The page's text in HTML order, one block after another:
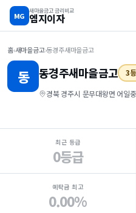
MG
새마을금고 금리비교
엠지이자
홈›새마을금고›동경주새마을금고
동 동경주새마을금고 3
경북 경주시 문무대왕면 어일
지점 핵심 지표 요약
최근 등급
0등급
예탁금 최고
0.00%